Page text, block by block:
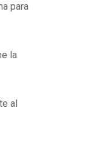
para
la
al